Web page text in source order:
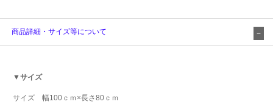
商品詳細・サイズ等について
▼サイズ
サイズ 幅100ｃｍ×長さ80ｃｍ